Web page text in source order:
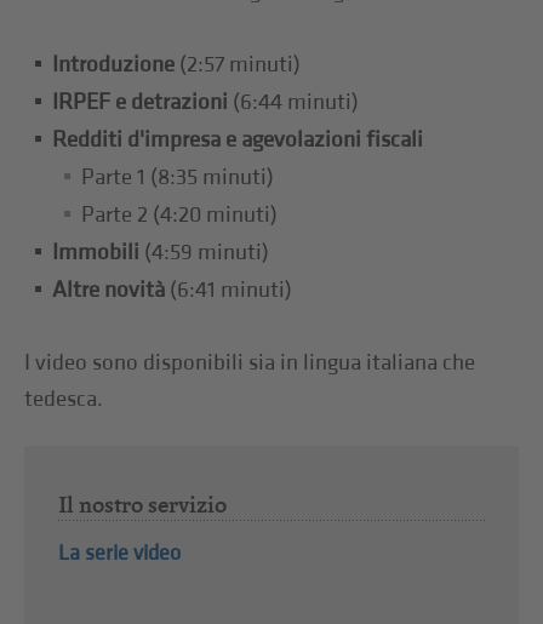
Introduzione (2:57 minuti)
IRPEF e detrazioni (6:44 minuti)
Redditi d'impresa e agevolazioni fiscali
Parte 1 (8:35 minuti)
Parte 2 (4:20 minuti)
Immobili (4:59 minuti)
Altre novità (6:41 minuti)
I video sono disponibili sia in lingua italiana che
tedesca.
Il nostro servizio
La serie video